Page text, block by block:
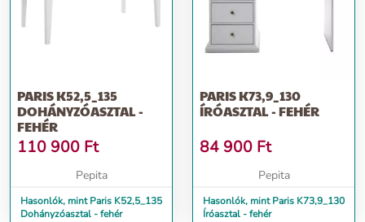
PARIS K52,5_135
DOHÁNYZÓASZTAL -
FEHÉR
110 900 Ft
Pepita
Hasonlók, mint Paris K52,5_135
Dohányzóasztal - fehér
PARIS K73,9_130
ÍRÓASZTAL - FEHÉR
84 900 Ft
Pepita
Hasonlók, mint Paris K73,9_130
Íróasztal - fehér